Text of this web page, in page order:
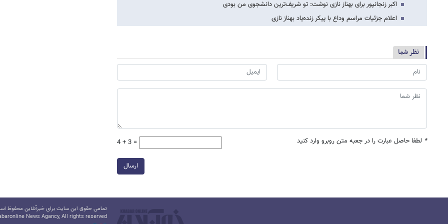
اکبر زنجانپور برای بهناز نازی نوشت: تو شریف‌ترین دانشجوی من بودی
اعلام جزئیات مراسم وداع با پیکر زنده‌یاد بهناز نازی
نظر شما
* لطفا حاصل عبارت را در جعبه متن روبرو وارد کنید 4 + 3 =
ارسال
تمامی حقوق این سایت برای خبرآنلاین محفوظ
News Agancy, All rights reserved